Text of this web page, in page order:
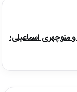
اسماعیلی؛